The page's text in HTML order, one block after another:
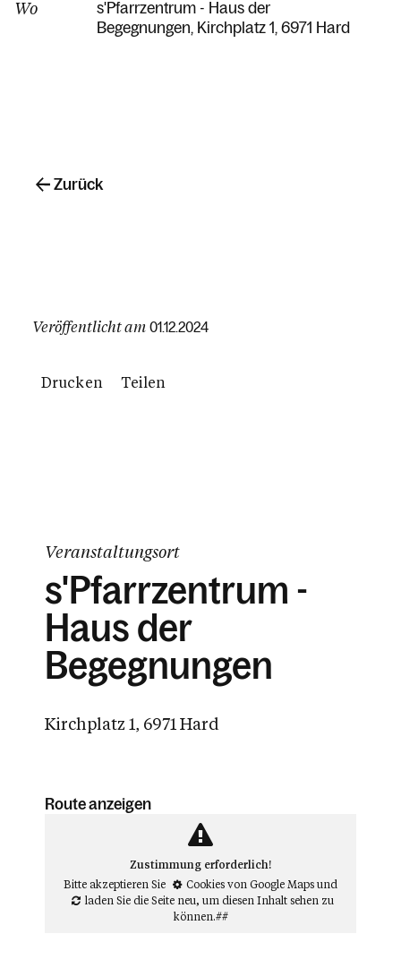
Wo
s'Pfarrzentrum - Haus der
Begegnungen Kirchplatz 1 6971 Hard
Veröffentlicht am 01.12.2024
Drucken Teilen
Zurück
Veranstaltungsort
s'Pfarrzentrum -
Haus der
Begegnungen
Kirchplatz 1, 6971 Hard
Route anzeigen
Zustimmung erforderlich!
Bitte akzeptieren Sie
Cookies von Google Mapsund
laden Sie die Seite neu, um diesen Inhalt sehen zu
können.##